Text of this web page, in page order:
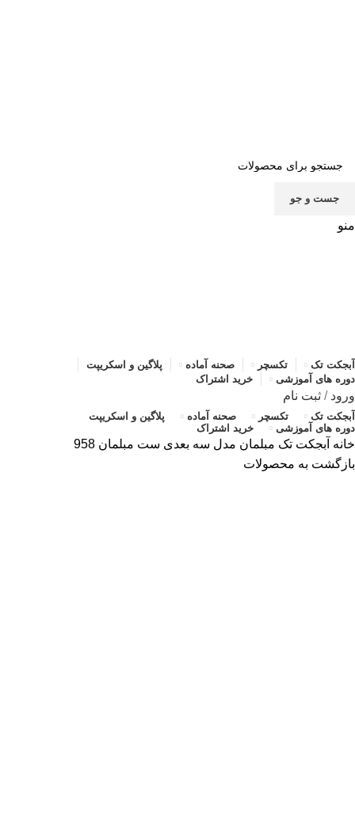
جست و جو
منو
آبجکت تک تکسچر صحنه آماده
پلاگین و اسکریپت
دوره های آموزشی
خرید اشتراک
ورود / ثبت نام
آبجکت تک تکسچر صحنه آماده
پلاگین و اسکریپت
دوره های آموزشی
خرید اشتراک
خانه آبجکت تک مبلمان مدل سه بعدی ست مبلمان 958
بازگشت به محصولات